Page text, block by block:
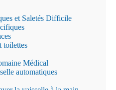
et Saletés Difficile
toilettes
Médical
automatiques